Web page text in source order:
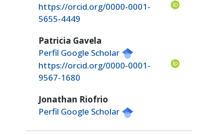
https://orcid.org/0000-0001-
5655-4449
Patricia Gavela
Perfil Google Scholar
https://orcid.org/0000-0001-
9567-1680
Jonathan Riofrio
Perfil Google Scholar